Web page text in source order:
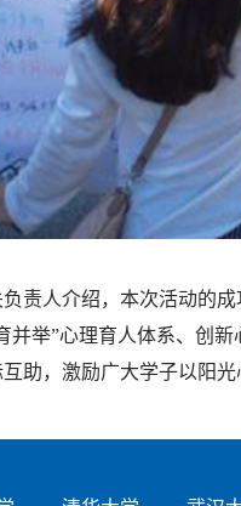
责人介绍，本次活动的
并举”心理育人体系、创
助，激励广大学子以阳